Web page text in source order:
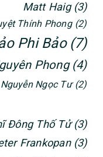
Matt Haig (3)
Thính Phong (2)
Phi Bảo (7)
Phong (4)
Nguyễn Ngọc Tư (2)
Đông Thố Tử (3)
Frankopan (3)